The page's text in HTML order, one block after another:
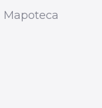
Mapoteca